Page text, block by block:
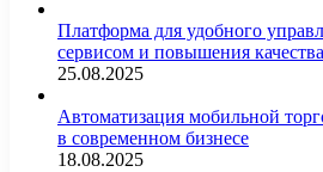
Платформа для удобного
сервисом и повышения
25.08.2025
Автоматизация мобильной
в современном бизнесе
18.08.2025